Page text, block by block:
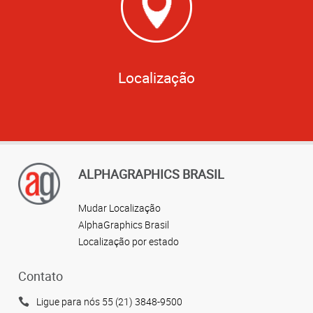
Localização
ALPHAGRAPHICS BRASIL
Mudar Localização
AlphaGraphics Brasil
Localização por estado
Contato
Ligue para nós 55 (21) 3848-9500